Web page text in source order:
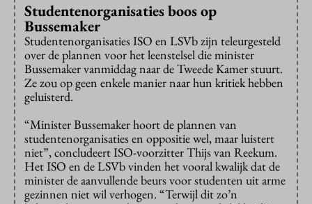
Studentenorganisaties boos op
Bussemaker
Studentenorganisaties ISO en LSVb zijn teleurgesteld
over de plannen voor het leenstelsel die minister
Bussemaker vanmiddag naar de Tweede Kamer stuurt.
Ze zou op geen enkele manier naar hun kritiek hebben
geluisterd.
“Minister Bussemaker hoort de plannen van
studentenorganisaties en oppositie wel, maar luistert
niet”, concludeert ISO-voorzitter Thijs van Reekum.
Het ISO en de LSVb vinden het vooral kwalijk dat de
minister de aanvullende beurs voor studenten uit arme
gezinnen niet wil verhogen. “Terwijl dit zo’n